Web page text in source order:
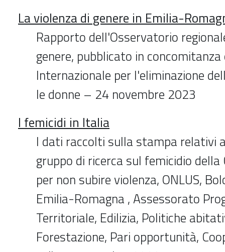
La violenza di genere in Emilia-
Rapporto dell'Osservatorio
genere, pubblicato in
Internazionale per l'eliminazione
le donne – 24 novembre 2023
I femicidi in Italia
I dati raccolti sulla stampa relativi
gruppo di ricerca sul femicidio della
per non subire violenza, ONLUS,
Emilia-Romagna , Assessorato
Territoriale, Edilizia, Politiche
Forestazione, Pari opportunità,